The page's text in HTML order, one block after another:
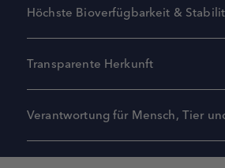
Höchste Bioverfügbarkeit &
Transparente Herkunft
Verantwortung für Mensch, Tier